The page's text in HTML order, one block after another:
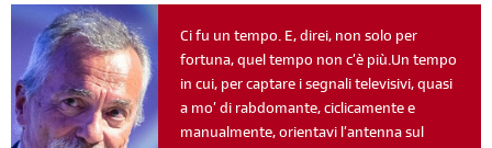
Ci fu un tempo. E, direi, non solo per
fortuna, quel tempo non c’è più.Un tempo
in cui, per captare i segnali televisivi, quasi
a mo’ di rabdomante, ciclicamente e
manualmente, orientavi l’antenna sul